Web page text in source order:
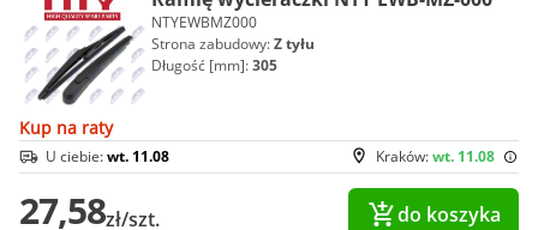
NTYEWBMZ000
Strona zabudowy:Z tyłu
Długość [mm]:305
Kup na raty
Kraków:wt. 11.08
U ciebie:wt. 11.08
27,58zł/szt. do koszyka